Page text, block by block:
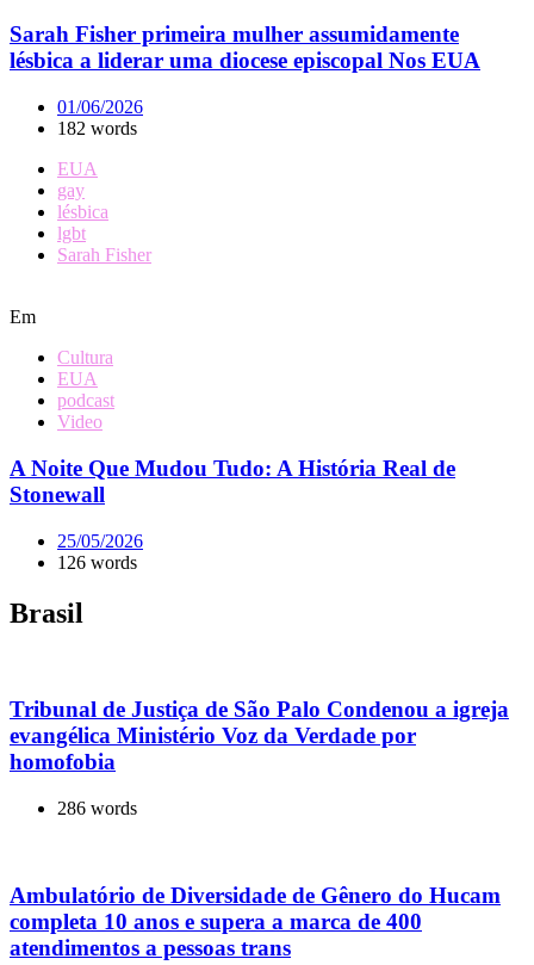
Sarah Fisher primeira mulher assumidamente
lésbica a liderar uma diocese episcopal Nos EUA
01/06/2026
182 words
EUA
gay
lésbica
lgbt
Sarah Fisher
Em
Cultura
EUA
podcast
Video
A Noite Que Mudou Tudo: A História Real de
Stonewall
25/05/2026
126 words
Brasil
Tribunal de Justiça de São Palo Condenou a igreja
evangélica Ministério Voz da Verdade por
homofobia
286 words
Ambulatório de Diversidade de Gênero do Hucam
completa 10 anos e supera a marca de 400
atendimentos a pessoas trans